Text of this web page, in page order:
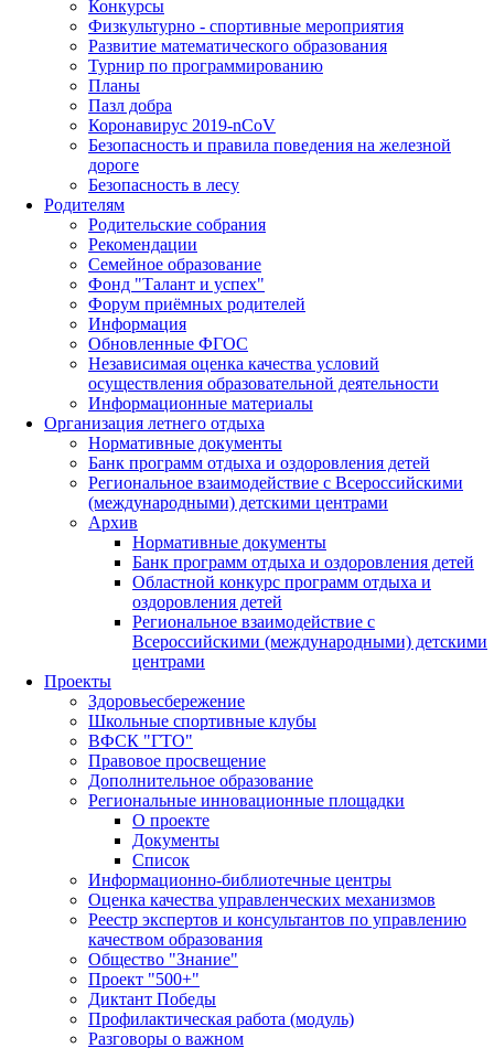
Конкурсы
Физкультурно - спортивные мероприятия
Развитие математического образования
Турнир по программированию
Планы
Пазл добра
Коронавирус 2019-nCoV
Безопасность и правила поведения на железной
дороге
Безопасность в лесу
Родителям
Родительские собрания
Рекомендации
Семейное образование
Фонд "Талант и успех"
Форум приёмных родителей
Информация
Обновленные ФГОС
Независимая оценка качества условий
осуществления образовательной деятельности
Информационные материалы
Организация летнего отдыха
Нормативные документы
Банк программ отдыха и оздоровления детей
Региональное взаимодействие с Всероссийскими
(международными) детскими центрами
Архив
Нормативные документы
Банк программ отдыха и оздоровления детей
Областной конкурс программ отдыха и
оздоровления детей
Региональное взаимодействие с
Всероссийскими (международными) детскими
центрами
Проекты
Здоровьесбережение
Школьные спортивные клубы
ВФСК "ГТО"
Правовое просвещение
Дополнительное образование
Региональные инновационные площадки
О проекте
Документы
Список
Информационно-библиотечные центры
Оценка качества управленческих механизмов
Реестр экспертов и консультантов по управлению
качеством образования
Общество "Знание"
Проект "500+"
Диктант Победы
Профилактическая работа (модуль)
Разговоры о важном